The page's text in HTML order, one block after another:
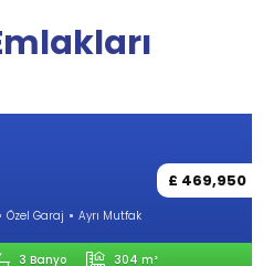
£ 469,950
Özel Garaj Ayrı Mutfak
3 Banyo 304 m²